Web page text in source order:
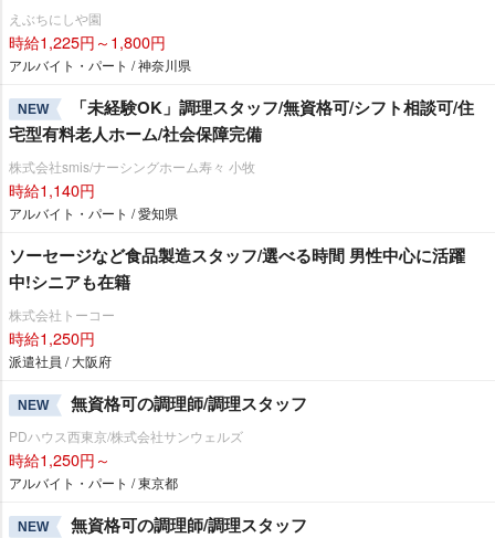
えぶちにしや園
時給1,225円～1,800円
アルバイト・パート / 神奈川県
NEW
「未経験OK」調理スタッフ/無資格可/シフト相談可/住
宅型有料老人ホーム/社会保障完備
株式会社smis/ナーシングホーム寿々 小牧
時給1,140円
アルバイト・パート / 愛知県
ソーセージなど食品製造スタッフ/選べる時間 男性中心に活躍
中!シニアも在籍
株式会社トーコー
時給1,250円
派遣社員 / 大阪府
NEW 無資格可の調理師/調理スタッフ
PDハウス西東京/株式会社サンウェルズ
時給1,250円～
アルバイト・パート / 東京都
NEW 無資格可の調理師/調理スタッフ